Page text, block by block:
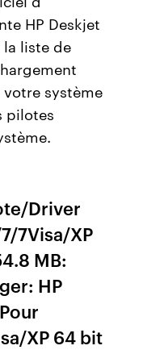
HP Deskjet
la liste de
système
pilotes
Driver
7Visa/XP
MB:
HP
XP 64 bit